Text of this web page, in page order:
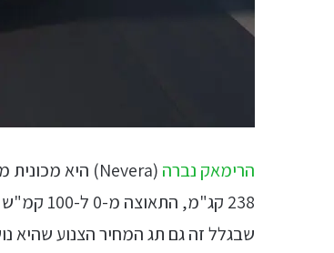
הרימאק נברה